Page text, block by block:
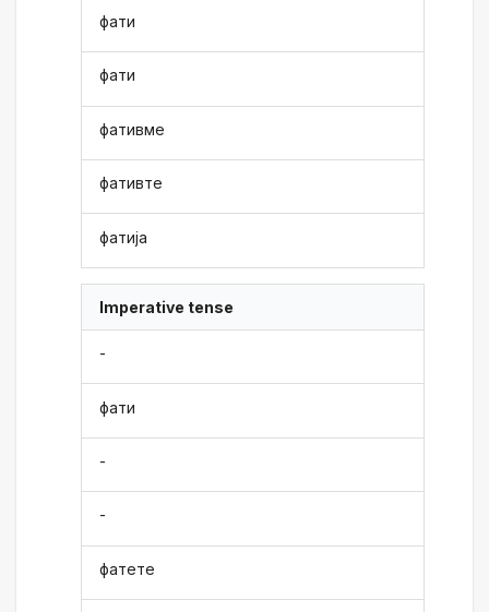
фати
фати
фативме
фативте
фатија
Imperative tense
-
фати
-
-
фатете